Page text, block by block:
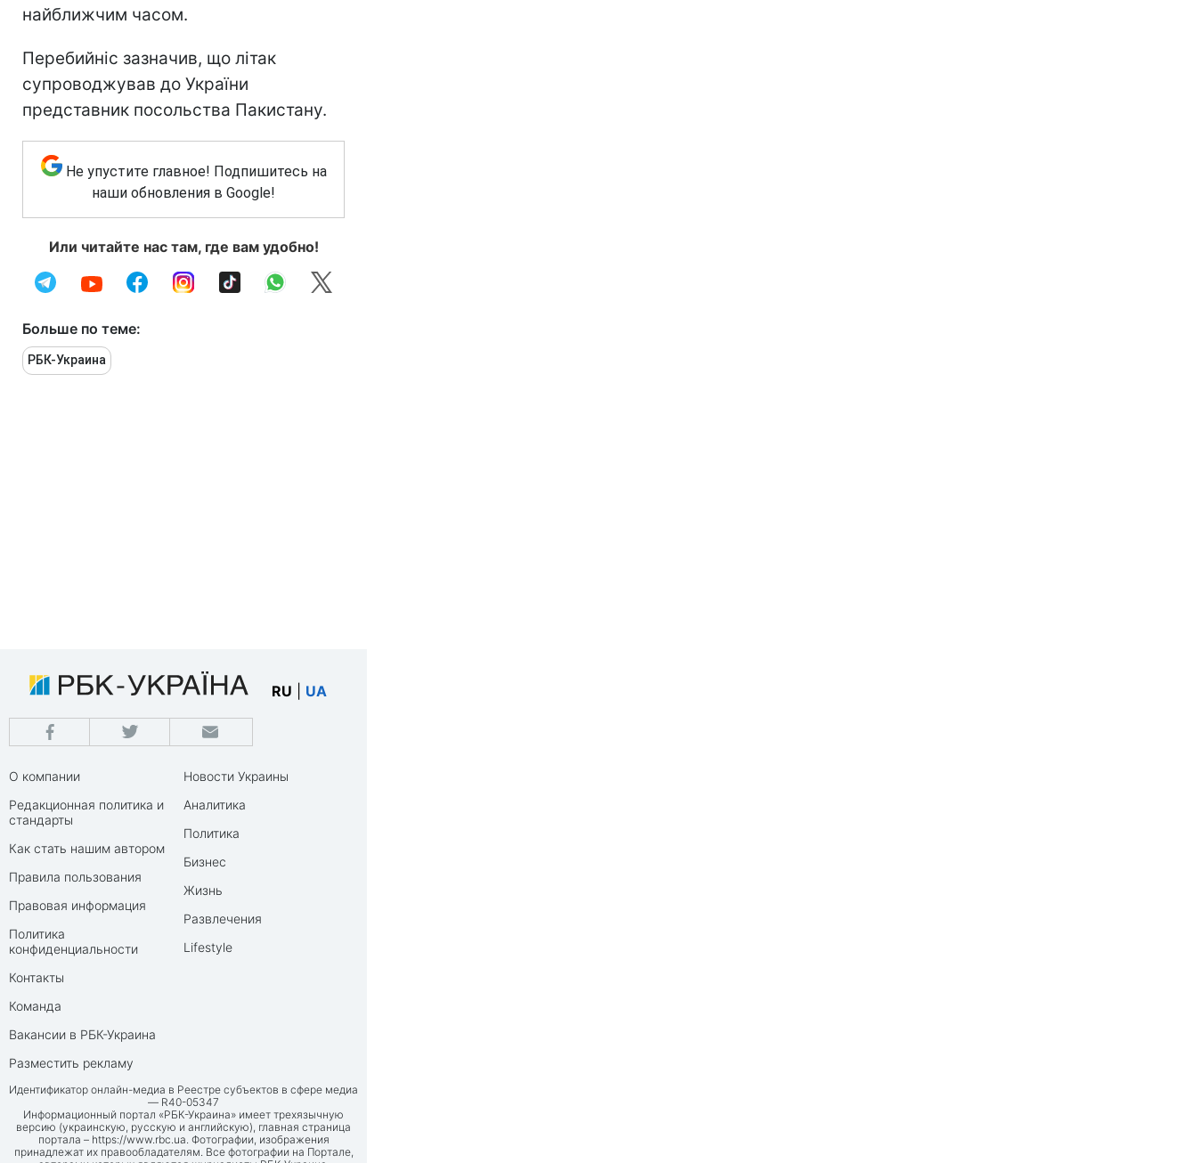
найближчим часом.
Перебийніс зазначив, що літак
супроводжував до України
представник посольства Пакистану.
Не упустите главное! Подпишитесь на
наши обновления в Google!
Или читайте нас там, где вам удобно!
Больше по теме:
РБК-Украина
RU UA
О компании
Редакционная политика и
стандарты
Как стать нашим автором
Правила пользования
Правовая информация
Политика
конфиденциальности
Контакты
Команда
Вакансии в РБК-Украина
Разместить рекламу
Новости Украины
Аналитика
Политика
Бизнес
Жизнь
Развлечения
Lifestyle
Идентификатор онлайн-медиа в Реестре субъектов в сфере медиа
— R40-05347
Информационный портал «РБК-Украина» имеет трехязычную
версию (украинскую, русскую и английскую), главная страница
портала – https://www.rbc.ua. Фотографии, изображения
принадлежат их правообладателям. Все фотографии на Портале,